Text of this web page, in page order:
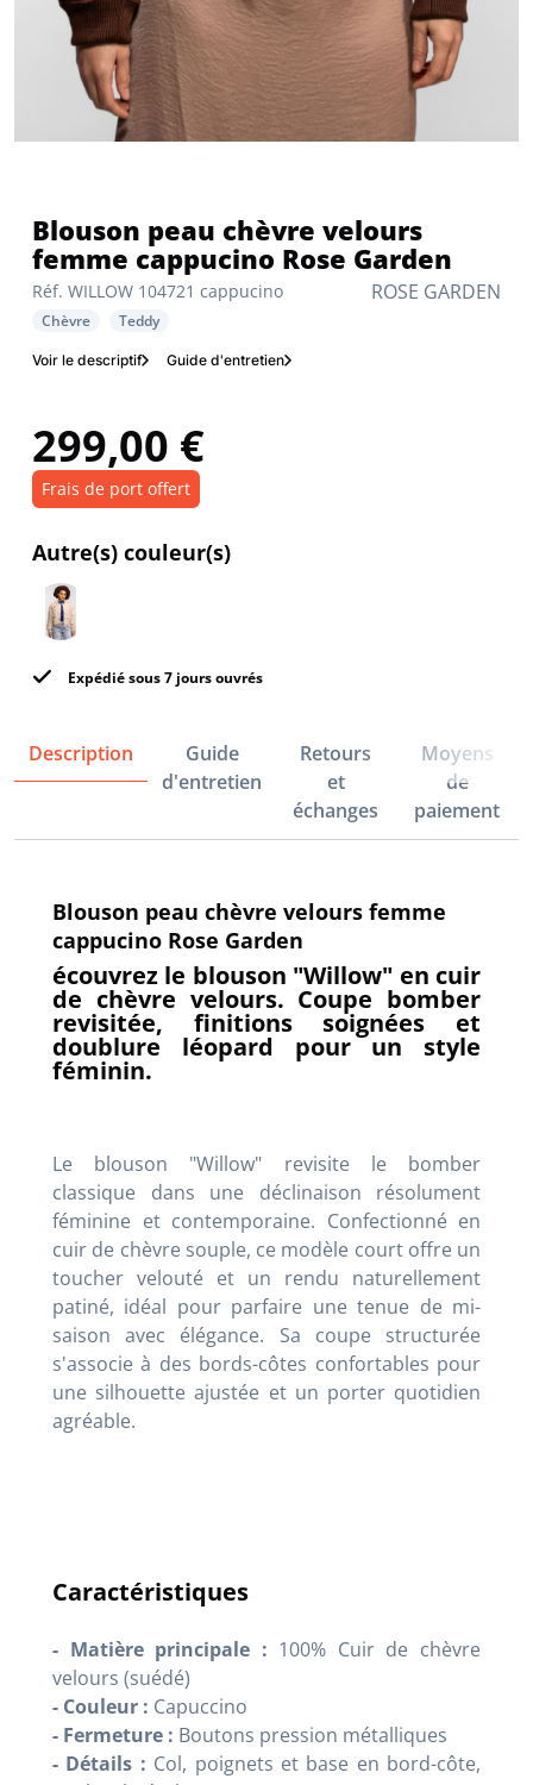
ROSE GARDEN
Réf. WILLOW 104721 cappucino
Blouson peau chèvre velours
femme cappucino Rose Garden
Chèvre Teddy
Voir le descriptif Guide d'entretien
299,00 €
Frais de port offert
Autre(s) couleur(s)
Expédié sous 7 jours ouvrés
Description
Guide
d'entretien
Retours
et
échanges
Moyens
de
paiement
Blouson peau chèvre velours femme
cappucino Rose Garden
écouvrez le blouson "Willow" en cuir
de chèvre velours. Coupe bomber
revisitée, finitions soignées et
doublure léopard pour un style
féminin.
Le blouson "Willow" revisite le bomber
classique dans une déclinaison résolument
féminine et contemporaine. Confectionné en
cuir de chèvre souple, ce modèle court offre un
toucher velouté et un rendu naturellement
patiné, idéal pour parfaire une tenue de mi-
saison avec élégance. Sa coupe structurée
s'associe à des bords-côtes confortables pour
une silhouette ajustée et un porter quotidien
agréable.
Caractéristiques
- Matière principale : 100% Cuir de chèvre
velours (suédé)
- Couleur : Capuccino
- Fermeture : Boutons pression métalliques
- Détails : Col, poignets et base en bord-côte,